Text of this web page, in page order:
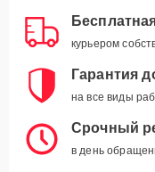
курьером
Гарантия
на все виды
Срочный
в день